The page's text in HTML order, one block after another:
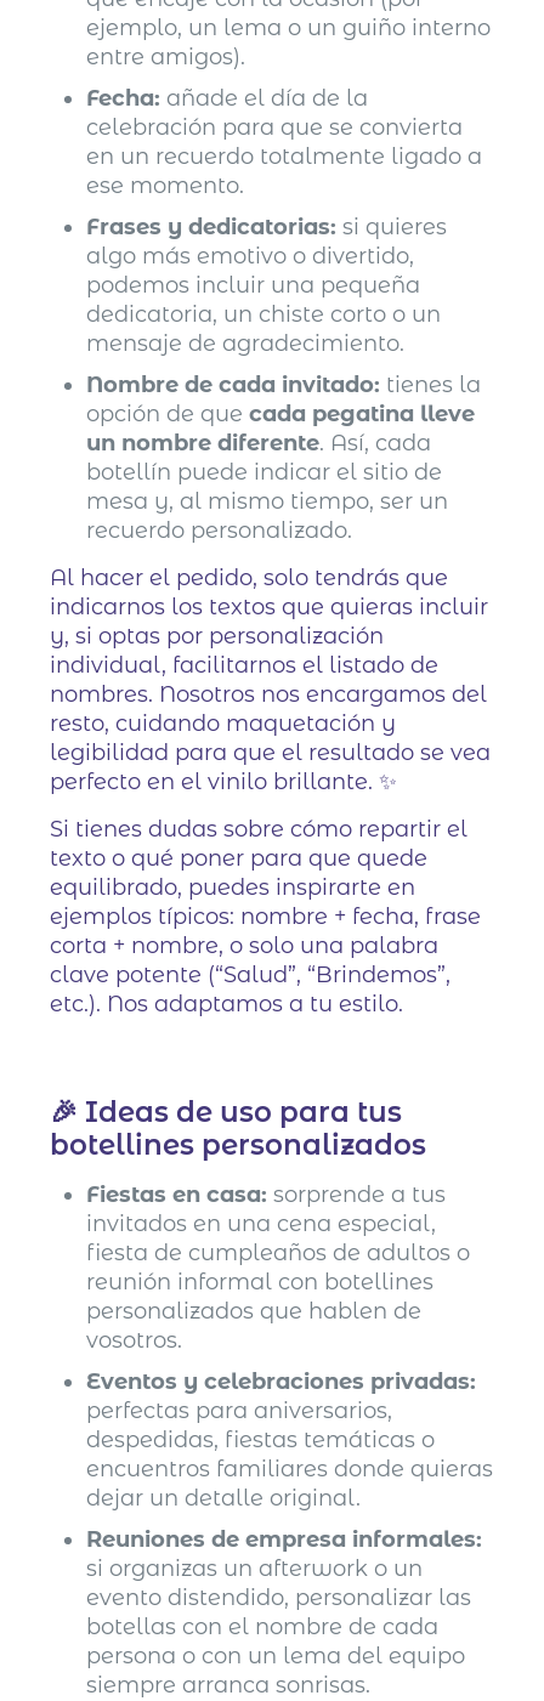
ejemplo, un lema o un guiño interno
entre amigos).
Fecha: añade el día de la
celebración para que se convierta
en un recuerdo totalmente ligado a
ese momento.
Frases y dedicatorias: si quieres
algo más emotivo o divertido,
podemos incluir una pequeña
dedicatoria, un chiste corto o un
mensaje de agradecimiento.
Nombre de cada invitado: tienes la
opción de quecada pegatina lleve
un nombre diferente. Así, cada
botellín puede indicar el sitio de
mesa y, al mismo tiempo, ser un
recuerdo personalizado.
Al hacer el pedido, solo tendrás que
indicarnos los textos que quieras incluir
y, si optas por personalización
individual, facilitarnos el listado de
nombres. Nosotros nos encargamos del
resto, cuidando maquetación y
legibilidad para que el resultado se vea
perfecto en el vinilo brillante. ✨
Si tienes dudas sobre cómo repartir el
texto o qué poner para que quede
equilibrado, puedes inspirarte en
ejemplos típicos: nombre + fecha, frase
corta + nombre, o solo una palabra
clave potente (“Salud”, “Brindemos”,
etc.). Nos adaptamos a tu estilo.
🎉 Ideas de uso para tus
botellines personalizados
Fiestas en casa: sorprende a tus
invitados en una cena especial,
fiesta de cumpleaños de adultos o
reunión informal con botellines
personalizados que hablen de
vosotros.
Eventos y celebraciones privadas:
perfectas para aniversarios,
despedidas, fiestas temáticas o
encuentros familiares donde quieras
dejar un detalle original.
Reuniones de empresa informales:
si organizas un afterwork o un
evento distendido, personalizar las
botellas con el nombre de cada
persona o con un lema del equipo
siempre arranca sonrisas.